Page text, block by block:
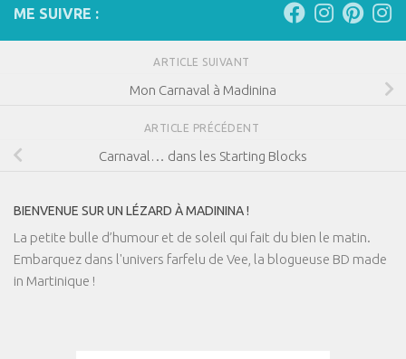
ME SUIVRE :
ARTICLE SUIVANT
Mon Carnaval à Madinina
ARTICLE PRÉCÉDENT
Carnaval… dans les Starting Blocks
BIENVENUE SUR UN LÉZARD À MADININA !
La petite bulle d’humour et de soleil qui fait du bien le matin.
Embarquez dans l'univers farfelu de Vee, la blogueuse BD made
in Martinique !